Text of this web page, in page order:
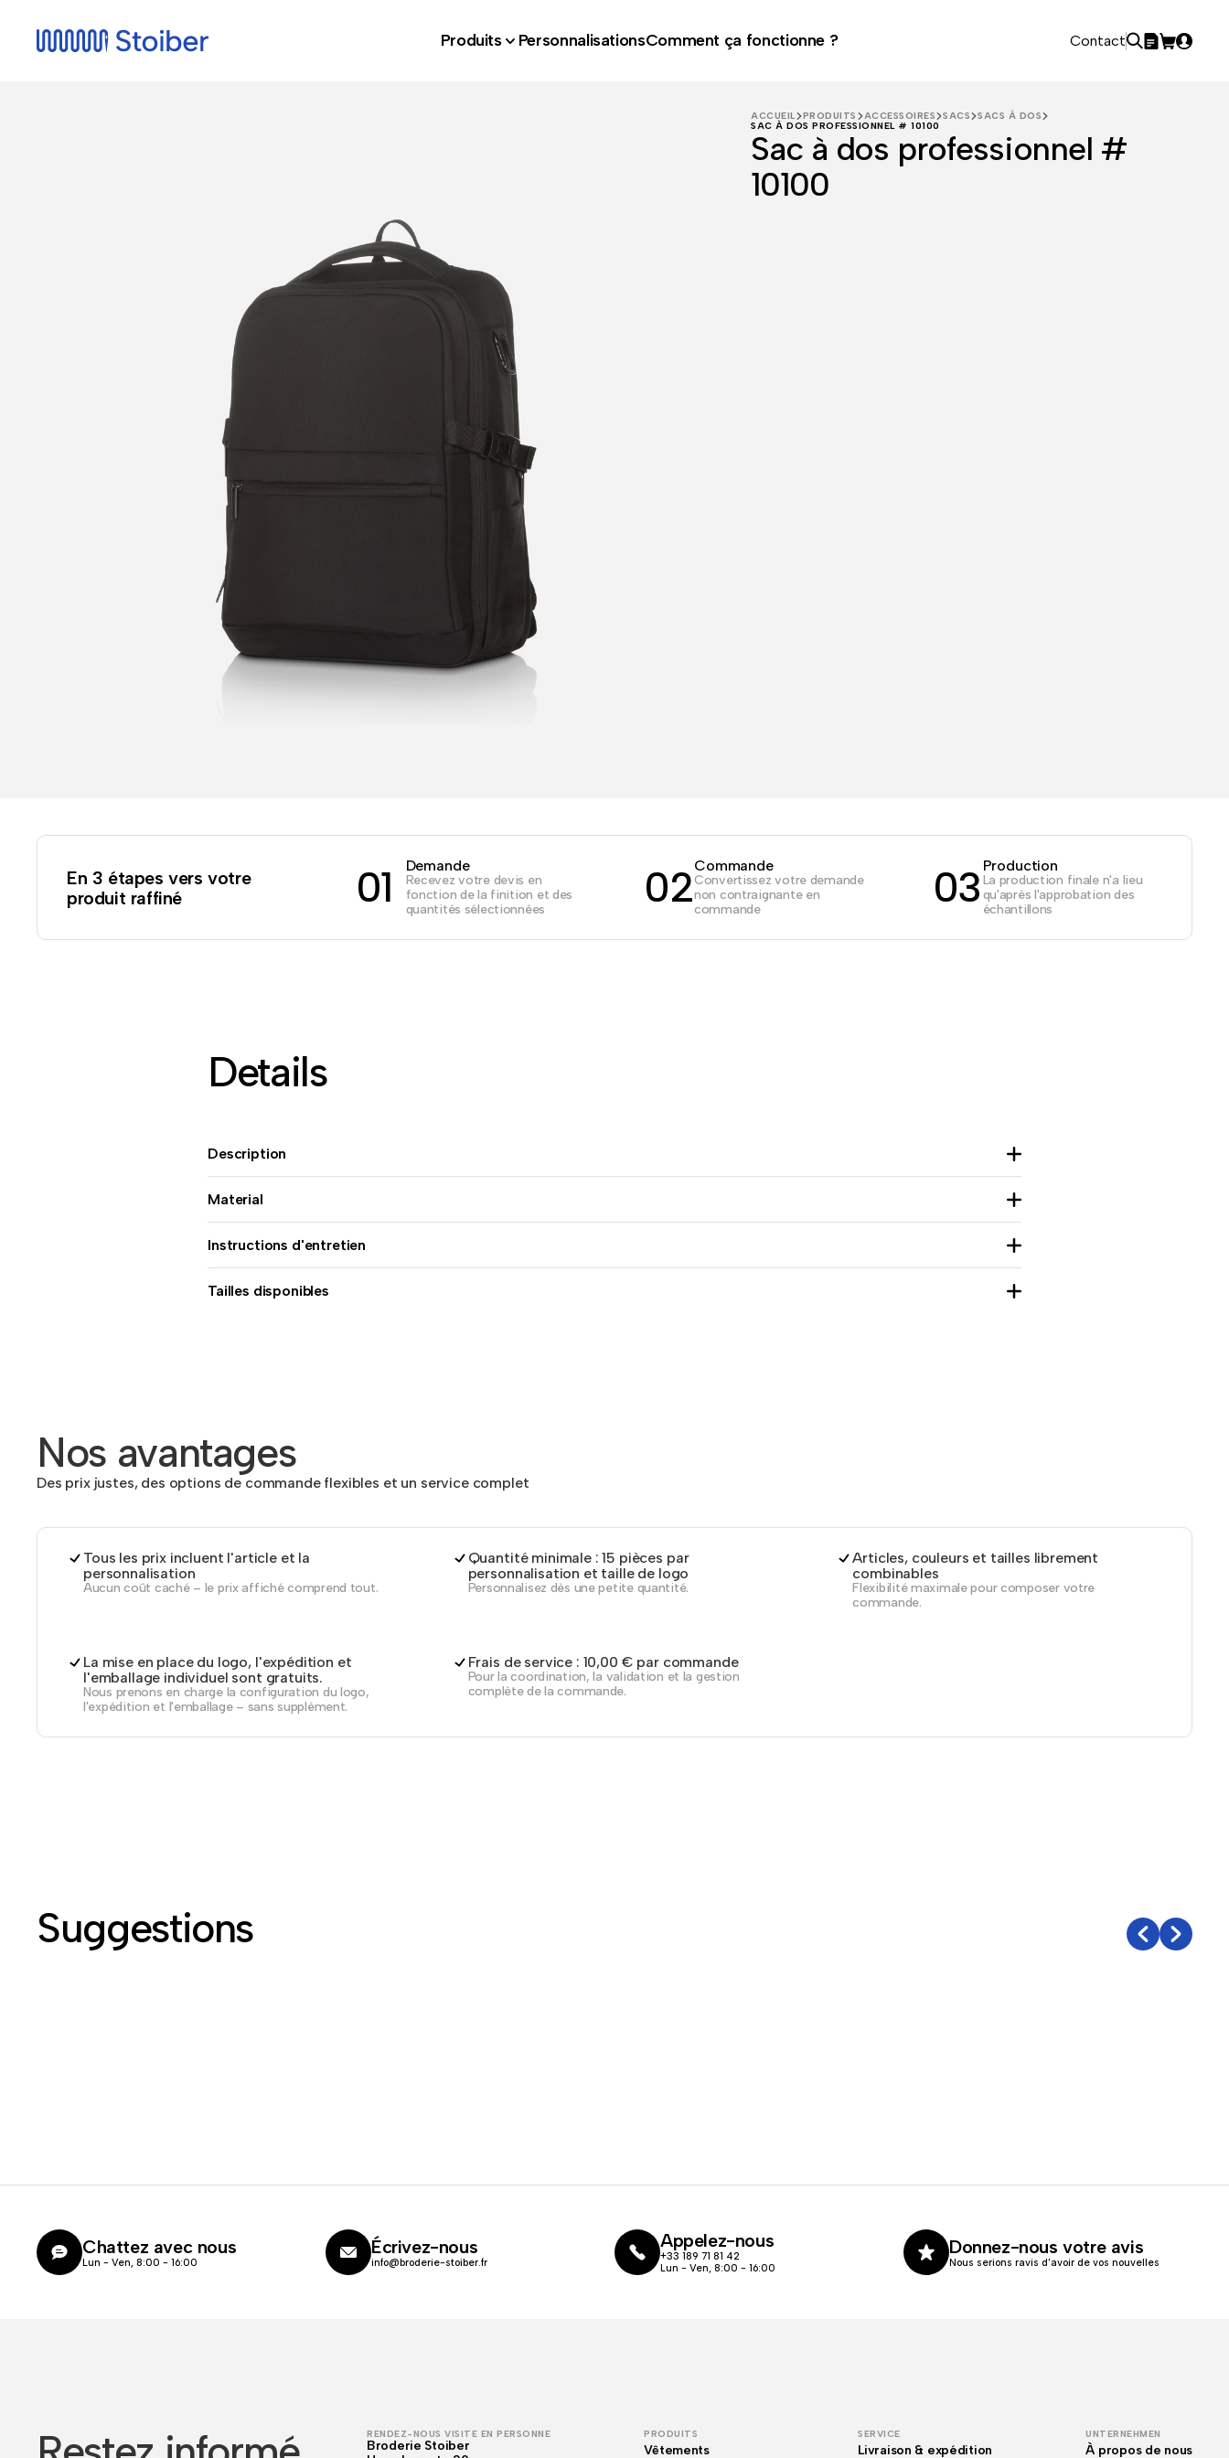
Produits PersonnalisationsComment ça fonctionne ? Contact
ACCUEIL PRODUITS ACCESSOIRES SACS
SACS À DOS
SAC À DOS PROFESSIONNEL # 10100
Sac à dos professionnel #
10100
En 3 étapes vers votre
produit raffiné
01 Demande
Recevez votre devis en
fonction de la finition et des
quantités sélectionnées
02Commande
Convertissez votre demande
non contraignante en
commande
03 Production
La production finale n'a lieu
qu'après l'approbation des
échantillons
Details
Description
Material
Instructions d'entretien
Tailles disponibles
Nos avantages
Des prix justes, des options de commande flexibles et un service complet
Tous les prix incluent l'article et la
personnalisation
Aucun coût caché – le prix affiché comprend tout.
Quantité minimale : 15 pièces par
personnalisation et taille de logo
Personnalisez dès une petite quantité.
Articles, couleurs et tailles librement
combinables
Flexibilité maximale pour composer votre
commande.
La mise en place du logo, l'expédition et
l'emballage individuel sont gratuits.
Nous prenons en charge la configuration du logo,
l'expédition et l'emballage – sans supplément.
Frais de service : 10,00 € par commande
Pour la coordination, la validation et la gestion
complète de la commande.
Suggestions
Chattez avec nous
Lun - Ven, 8:00 - 16:00
Écrivez-nous
info@broderie-stoiber.fr
Appelez-nous
+33 189 71 81 42
Lun - Ven, 8:00 - 16:00
Donnez-nous votre avis
Nous serions ravis d'avoir de vos nouvelles
RENDEZ-NOUS VISITE EN PERSONNE
Broderie Stoiber
PRODUITS
Vêtements
SERVICE
Livraison & expédition
UNTERNEHMEN
À propos de nous